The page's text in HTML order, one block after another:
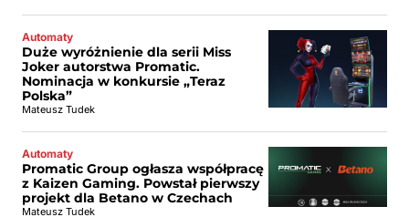
Automaty
Duże wyróżnienie dla serii Miss
Joker autorstwa Promatic.
Nominacja w konkursie „Teraz
Polska”
Mateusz Tudek
Automaty
Promatic Group ogłasza współpracę
z Kaizen Gaming. Powstał pierwszy
projekt dla Betano w Czechach
Mateusz Tudek